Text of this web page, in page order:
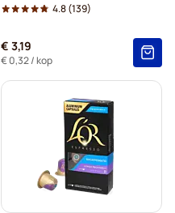
4.8(139)
€ 3,19
€ 0,32/ kop